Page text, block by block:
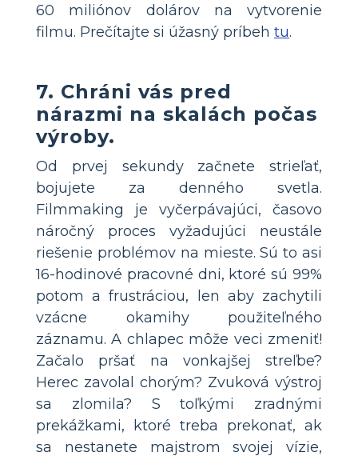
60 miliónov dolárov na vytvorenie
filmu. Prečítajte si úžasný príbeh tu.
7. Chráni vás pred
nárazmi na skalách počas
výroby.
Od prvej sekundy začnete strieľať,
bojujete za denného svetla.
Filmmaking je vyčerpávajúci, časovo
náročný proces vyžadujúci neustále
riešenie problémov na mieste. Sú to asi
16-hodinové pracovné dni, ktoré sú 99%
potom a frustráciou, len aby zachytili
vzácne okamihy použiteľného
záznamu. A chlapec môže veci zmeniť!
Začalo pršať na vonkajšej streľbe?
Herec zavolal chorým? Zvuková výstroj
sa zlomila? S toľkými zradnými
prekážkami, ktoré treba prekonať, ak
sa nestanete majstrom svojej vízie,